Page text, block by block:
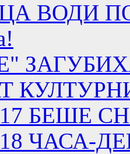
ВОДИ
БЕШЕ
ЧАСА-